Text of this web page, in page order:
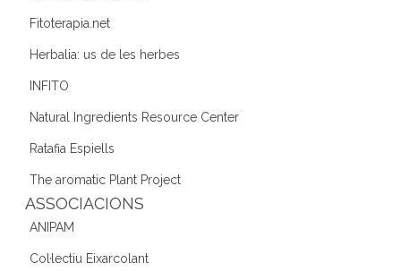
Fitoterapia.net
Herbalia: us de les herbes
INFITO
Natural Ingredients Resource Center
Ratafia Espiells
The aromatic Plant Project
ASSOCIACIONS
ANIPAM
Col·lectiu Eixarcolant